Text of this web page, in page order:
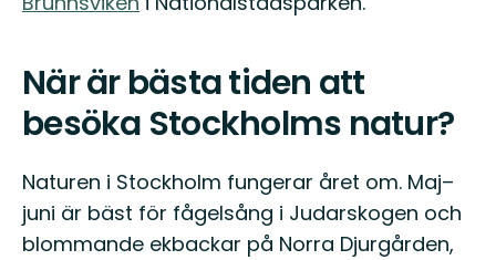
När är bästa tiden att
besöka Stockholms natur?
Naturen i Stockholm fungerar året om. Maj–
juni är bäst för fågelsång i Judarskogen och
blommande ekbackar på Norra Djurgården,